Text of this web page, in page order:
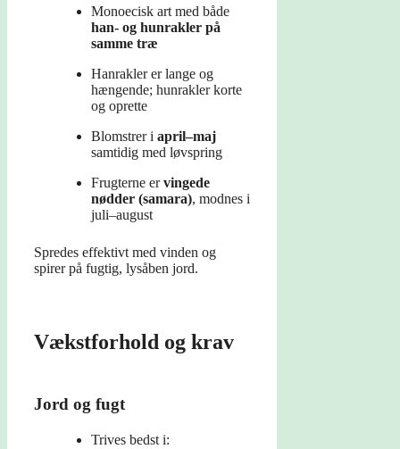
Monoecisk art med både
han- og hunrakler på
samme træ
Hanrakler er lange og
hængende; hunrakler korte
og oprette
Blomstrer i april–maj
samtidig med løvspring
Frugterne ervingede
nødder (samara), modnes i
juli–august
Spredes effektivt med vinden og
spirer på fugtig, lysåben jord.
Vækstforhold og krav
Jord og fugt
Trives bedst i: